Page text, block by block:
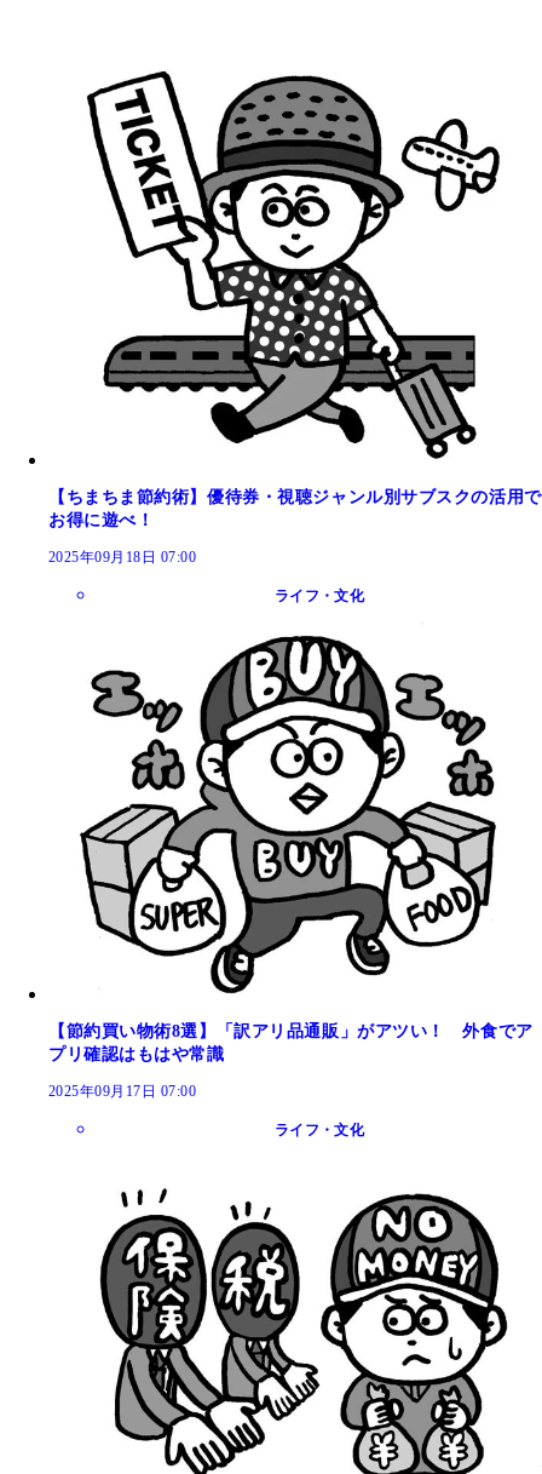
【ちまちま節約術】優待券・視聴ジャンル別サブスクの活用で
お得に遊べ！
2025年09月18日 07:00
ライフ・文化
【節約買い物術8選】「訳アリ品通販」がアツい！ 外食でア
プリ確認はもはや常識
2025年09月17日 07:00
ライフ・文化